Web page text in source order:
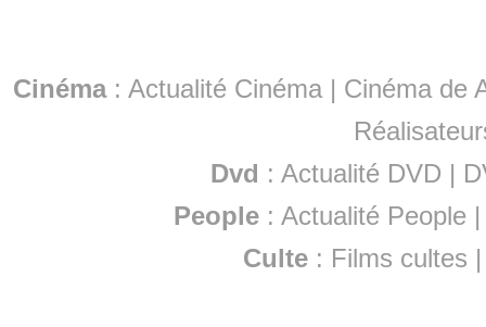
Cinéma: Actualité Cinéma | Cinéma de
Dvd : Actualité DVD |
People :Actualité People
Culte : Films cultes